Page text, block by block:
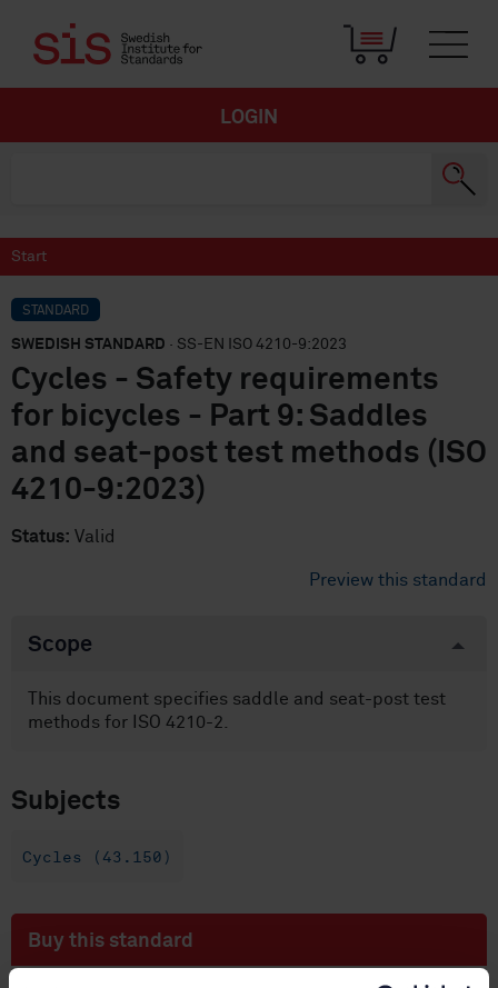
LOGIN
Start
STANDARD
SWEDISH STANDARD · SS-EN ISO 4210-9:2023
Cycles - Safety requirements
for bicycles - Part 9: Saddles
and seat-post test methods (ISO
4210-9:2023)
Status: Valid
Preview this standard
Scope
This document specifies saddle and seat-post test
methods for ISO 4210-2.
Subjects
Cycles (43.150)
Buy this standard